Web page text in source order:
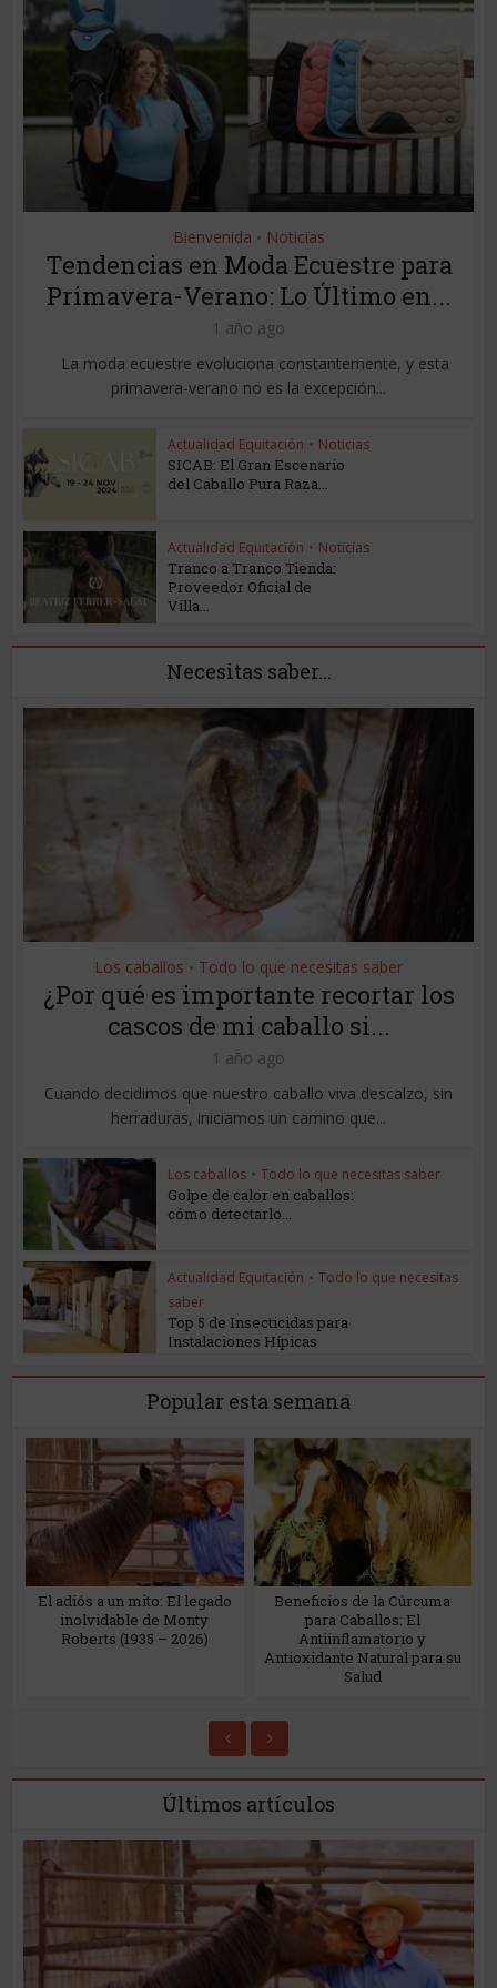
Bienvenida • Noticias
Tendencias en Moda Ecuestre para
Primavera-Verano: Lo Último en...
1 año ago
La moda ecuestre evoluciona constantemente, y esta
primavera-verano no es la excepción...
Actualidad Equitación • Noticias
SICAB: El Gran Escenario
del Caballo Pura Raza...
Actualidad Equitación • Noticias
Tranco a Tranco Tienda:
Proveedor Oficial de
Villa...
Necesitas saber...
Los caballos • Todo lo que necesitas saber
¿Por qué es importante recortar los
cascos de mi caballo si...
1 año ago
Cuando decidimos que nuestro caballo viva descalzo, sin
herraduras, iniciamos un camino que...
Los caballos • Todo lo que necesitas saber
Golpe de calor en caballos:
cómo detectarlo...
Actualidad Equitación • Todo lo que necesitas
saber
Top 5 de Insecticidas para
Instalaciones Hípicas
Popular esta semana
El adiós a un mito: El legado
inolvidable de Monty
Roberts (1935 – 2026)
Beneficios de la Cúrcuma
para Caballos: El
Antiinflamatorio y
Antioxidante Natural para su
Salud
Últimos artículos